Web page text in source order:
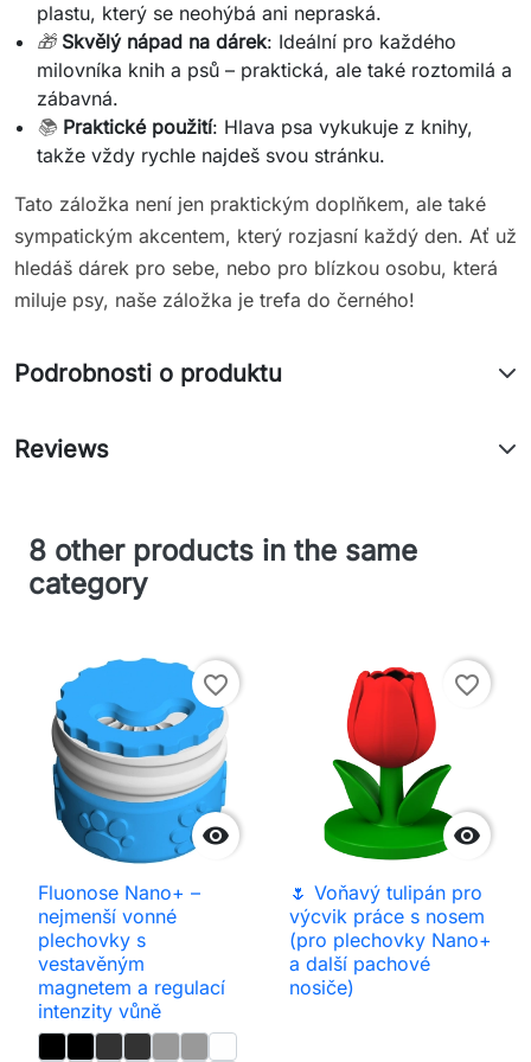
plastu, který se neohýbá ani nepraská.
🎁 Skvělý nápad na dárek: Ideální pro každého
milovníka knih a psů – praktická, ale také roztomilá a
zábavná.
📚 Praktické použití: Hlava psa vykukuje z knihy,
takže vždy rychle najdeš svou stránku.
Tato záložka není jen praktickým doplňkem, ale také
sympatickým akcentem, který rozjasní každý den. Ať už
hledáš dárek pro sebe, nebo pro blízkou osobu, která
miluje psy, naše záložka je trefa do černého!
Podrobnosti o produktu
Reviews
8 other products in the same
category

favorite_border
Fluonose Nano+ –
nejmenší vonné
plechovky s
vestavěným
magnetem a regulací
intenzity vůně

favorite_border
🌷 Voňavý tulipán pro
výcvik práce s nosem
(pro plechovky Nano+
a další pachové
nosiče)